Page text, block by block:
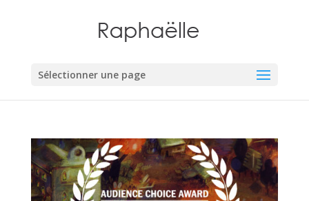
Sélectionner une page